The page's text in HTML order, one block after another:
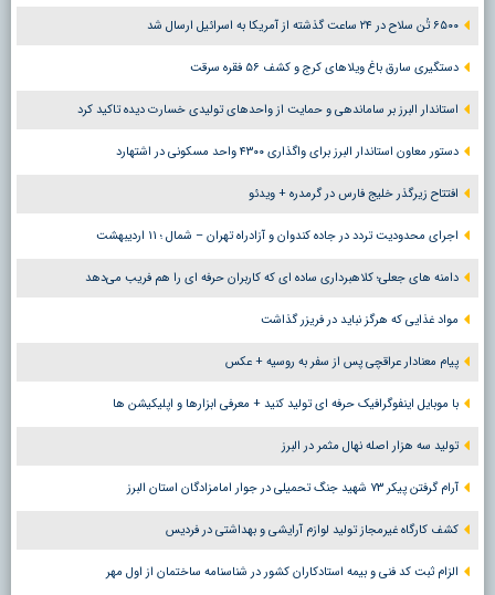
۶۵۰۰ تُن سلاح در ۲۴ ساعت گذشته از آمریکا به اسرائیل ارسال شد
دستگیری سارق باغ ویلاهای کرج و کشف ۵۶ فقره سرقت
استاندار البرز بر ساماندهی و حمایت از واحدهای تولیدی خسارت دیده تاکید کرد
دستور معاون استاندار البرز برای واگذاری ۴۳۰۰ واحد مسکونی در اشتهارد
افتتاح زیرگذر خلیج فارس در گرمدره + ویدئو
اجرای محدودیت تردد در جاده کندوان و آزادراه تهران – شمال ؛ ١١ اردیبهشت
دامنه های جعلی؛ کلاهبرداری ساده ای که کاربران حرفه ای را هم فریب می‌دهد
مواد غذایی که هرگز نباید در فریزر گذاشت
پیام معنادار عراقچی پس از سفر به روسیه + عکس
با موبایل اینفوگرافیک حرفه ای تولید کنید + معرفی ابزارها و اپلیکیشن ها
تولید سه هزار اصله نهال مثمر در البرز
آرام گرفتن پیکر ۷۳ شهید جنگ تحمیلی در جوار امامزادگان استان البرز
کشف کارگاه غیرمجاز تولید لوازم آرایشی و بهداشتی در فردیس
الزام ثبت کد فنی و بیمه استادکاران کشور در شناسنامه ساختمان از اول مهر